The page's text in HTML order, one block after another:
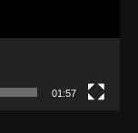
01:57